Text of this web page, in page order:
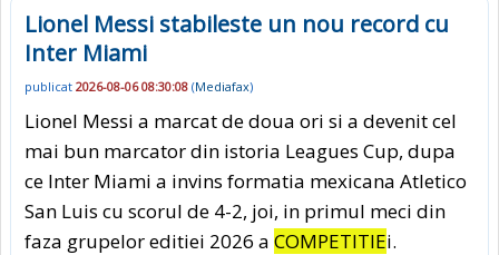
Lionel Messi stabileste un nou record cu
Inter Miami
publicat 2026-08-06 08:30:08 (Mediafax)
Lionel Messi a marcat de doua ori si a devenit cel
mai bun marcator din istoria Leagues Cup, dupa
ce Inter Miami a invins formatia mexicana Atletico
San Luis cu scorul de 4-2, joi, in primul meci din
faza grupelor editiei 2026 a COMPETITIEi.